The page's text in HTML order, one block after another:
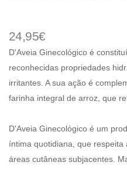
24,95€
D'Aveia Ginecológico é
reconhecidas propriedades
irritantes. A sua ação é
farinha integral de arroz, que
D'Aveia Ginecológico é um
íntima quotidiana, que
áreas cutâneas subjacentes.